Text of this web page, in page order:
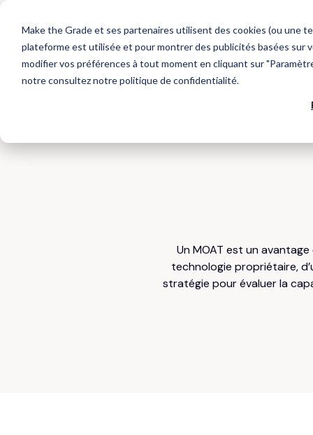
Make the Grade et ses partenaires utilisent des cookies (ou une
plateforme est utilisée et pour montrer des publicités basées sur
modifier vos préférences à tout moment en cliquant sur
notreconsultez notre politique de confidentialité.
CAS CLIENTS
Intégration CRM
Web Design
Expertise HubSpot
Plateforme CRM HubSpot
NOS PARTENAIRES OUTILS
votre stratégie Go-To-Market.
NOS RESSOURCES
web.
AGENCE
Que recherchez-vous ?
CRM HubSpot
Un MOAT est un
technologie propriétaire,
stratégie pour évaluer la